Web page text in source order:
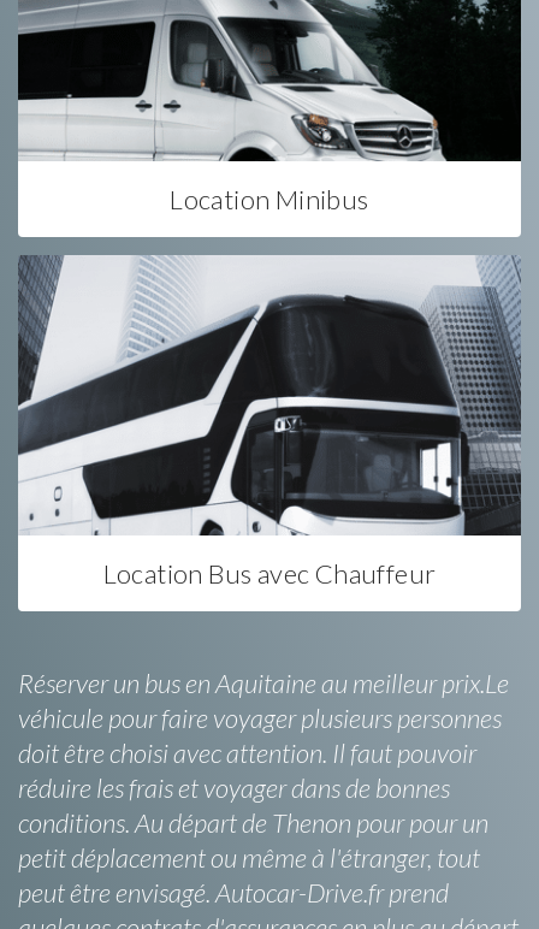
Location Minibus
Location Bus avec Chauffeur
Réserver un bus en Aquitaine au meilleur prix.Le
véhicule pour faire voyager plusieurs personnes
doit être choisi avec attention. Il faut pouvoir
réduire les frais et voyager dans de bonnes
conditions. Au départ de Thenon pour pour un
petit déplacement ou même à l'étranger, tout
peut être envisagé. Autocar-Drive.fr prend